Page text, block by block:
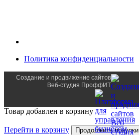
Политика конфиденциальности
Создание и продвижение сайтов
Веб-студия ПроффИТ
Товар добавлен в корзину
Перейти в корзину Продолжить покупки